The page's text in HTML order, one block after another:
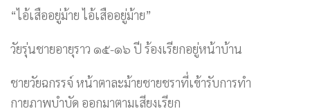
“ไอ้เสืออยู่ม้าย ไอ้เสืออยู่ม้าย”
วัยรุ่นชายอายุราว ๑๕-๑๖ ปี ร้องเรียกอยู่หน้าบ้าน
ชายวัยฉกรรจ์ หน้าตาละม้ายชายชราที่เข้ารับการทำ
กายภาพบำบัด ออกมาตามเสียงเรียก